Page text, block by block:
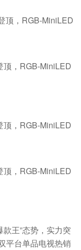
王”态势，实力突
平台单品电视热销